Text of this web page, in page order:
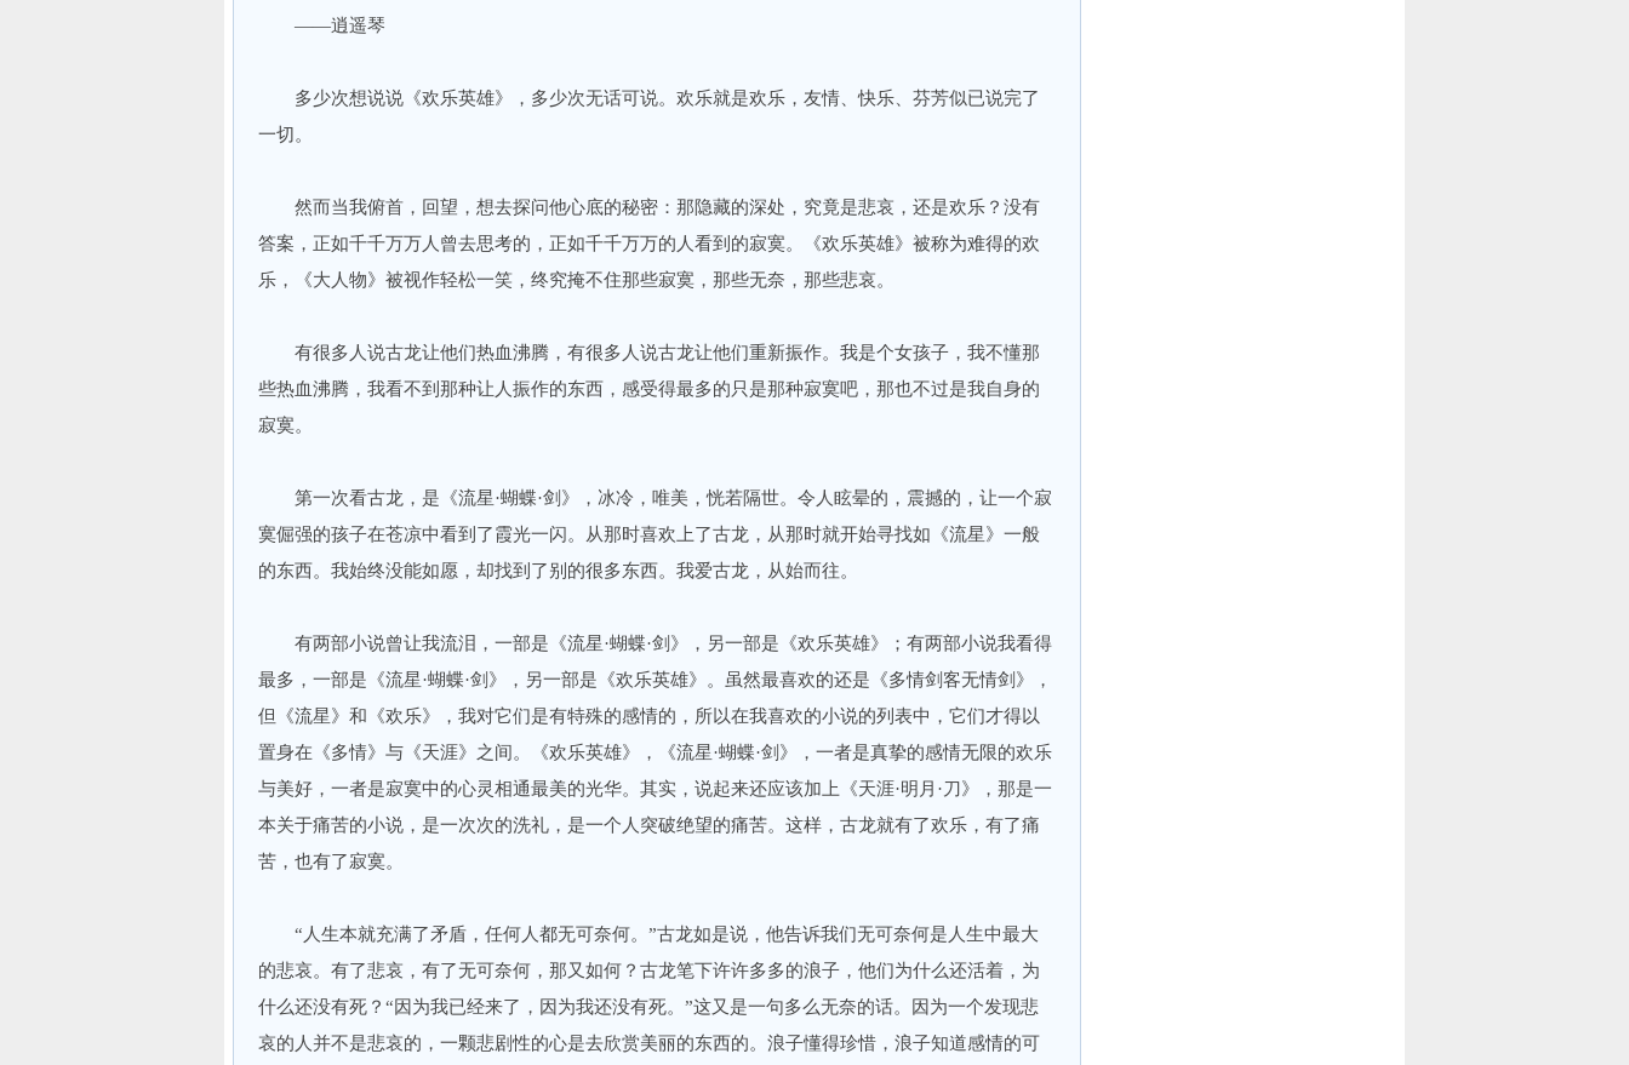
——逍遥琴
多少次想说说《欢乐英雄》，多少次无话可说。欢乐就是欢乐，友情、快乐、芬芳似已说完了
一切。
然而当我俯首，回望，想去探问他心底的秘密：那隐藏的深处，究竟是悲哀，还是欢乐？没有
答案，正如千千万万人曾去思考的，正如千千万万的人看到的寂寞。《欢乐英雄》被称为难得的欢
乐，《大人物》被视作轻松一笑，终究掩不住那些寂寞，那些无奈，那些悲哀。
有很多人说古龙让他们热血沸腾，有很多人说古龙让他们重新振作。我是个女孩子，我不懂那
些热血沸腾，我看不到那种让人振作的东西，感受得最多的只是那种寂寞吧，那也不过是我自身的
寂寞。
第一次看古龙，是《流星·蝴蝶·剑》，冰冷，唯美，恍若隔世。令人眩晕的，震撼的，让一个寂
寞倔强的孩子在苍凉中看到了霞光一闪。从那时喜欢上了古龙，从那时就开始寻找如《流星》一般
的东西。我始终没能如愿，却找到了别的很多东西。我爱古龙，从始而往。
有两部小说曾让我流泪，一部是《流星·蝴蝶·剑》，另一部是《欢乐英雄》；有两部小说我看得
最多，一部是《流星·蝴蝶·剑》，另一部是《欢乐英雄》。虽然最喜欢的还是《多情剑客无情剑》，
但《流星》和《欢乐》，我对它们是有特殊的感情的，所以在我喜欢的小说的列表中，它们才得以
置身在《多情》与《天涯》之间。《欢乐英雄》，《流星·蝴蝶·剑》，一者是真挚的感情无限的欢乐
与美好，一者是寂寞中的心灵相通最美的光华。其实，说起来还应该加上《天涯·明月·刀》，那是一
本关于痛苦的小说，是一次次的洗礼，是一个人突破绝望的痛苦。这样，古龙就有了欢乐，有了痛
苦，也有了寂寞。
“人生本就充满了矛盾，任何人都无可奈何。”古龙如是说，他告诉我们无可奈何是人生中最大
的悲哀。有了悲哀，有了无可奈何，那又如何？古龙笔下许许多多的浪子，他们为什么还活着，为
什么还没有死？“因为我已经来了，因为我还没有死。”这又是一句多么无奈的话。因为一个发现悲
哀的人并不是悲哀的，一颗悲剧性的心是去欣赏美丽的东西的。浪子懂得珍惜，浪子知道感情的可